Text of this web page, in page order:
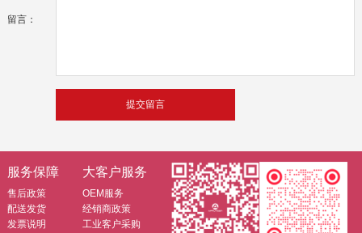
留言：
服务保障
售后政策
配送发货
发票说明
大客户服务
OEM服务
经销商政策
工业客户采购